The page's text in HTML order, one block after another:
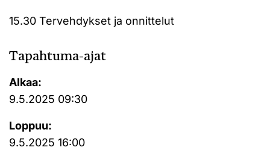
15.30 Tervehdykset ja onnittelut
Tapahtuma-ajat
Alkaa:
9.5.2025 09:30
Loppuu:
9.5.2025 16:00